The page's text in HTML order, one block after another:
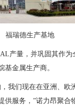
福瑞德生产基地
产量，并巩固其作
基金属生产商。
我们现在在亚洲、欧
服务，”诺力昂聚合